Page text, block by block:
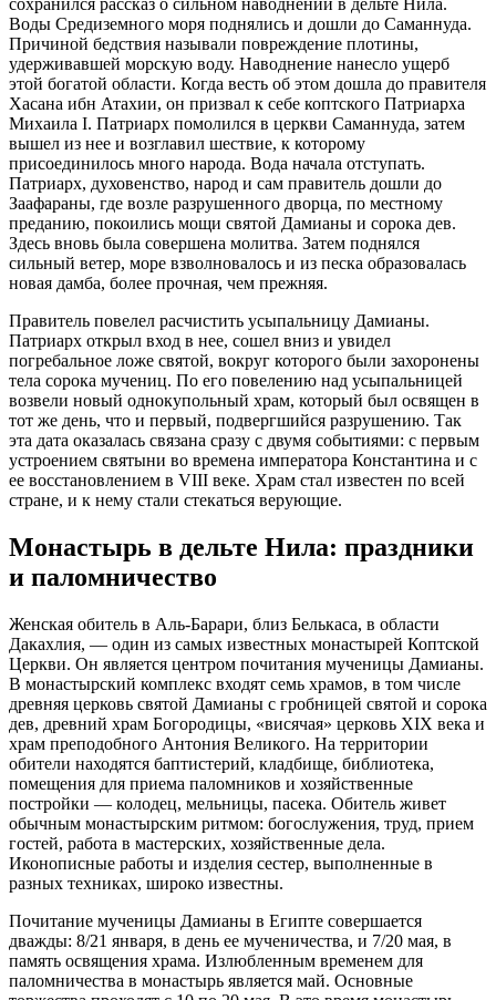
сохранился рассказ о сильном наводнении в дельте Нила.
Воды Средиземного моря поднялись и дошли до Саманнуда.
Причиной бедствия называли повреждение плотины,
удерживавшей морскую воду. Наводнение нанесло ущерб
этой богатой области. Когда весть об этом дошла до правителя
Хасана ибн Атахии, он призвал к себе коптского Патриарха
Михаила I. Патриарх помолился в церкви Саманнуда, затем
вышел из нее и возглавил шествие, к которому
присоединилось много народа. Вода начала отступать.
Патриарх, духовенство, народ и сам правитель дошли до
Заафараны, где возле разрушенного дворца, по местному
преданию, покоились мощи святой Дамианы и сорока дев.
Здесь вновь была совершена молитва. Затем поднялся
сильный ветер, море взволновалось и из песка образовалась
новая дамба, более прочная, чем прежняя.
Правитель повелел расчистить усыпальницу Дамианы.
Патриарх открыл вход в нее, сошел вниз и увидел
погребальное ложе святой, вокруг которого были захоронены
тела сорока мучениц. По его повелению над усыпальницей
возвели новый однокупольный храм, который был освящен в
тот же день, что и первый, подвергшийся разрушению. Так
эта дата оказалась связана сразу с двумя событиями: с первым
устроением святыни во времена императора Константина и с
ее восстановлением в VIII веке. Храм стал известен по всей
стране, и к нему стали стекаться верующие.
Монастырь в дельте Нила: праздники
и паломничество
Женская обитель в Аль-Барари, близ Белькаса, в области
Дакахлия, — один из самых известных монастырей Коптской
Церкви. Он является центром почитания мученицы Дамианы.
В монастырский комплекс входят семь храмов, в том числе
древняя церковь святой Дамианы с гробницей святой и сорока
дев, древний храм Богородицы, «висячая» церковь XIX века и
храм преподобного Антония Великого. На территории
обители находятся баптистерий, кладбище, библиотека,
помещения для приема паломников и хозяйственные
постройки — колодец, мельницы, пасека. Обитель живет
обычным монастырским ритмом: богослужения, труд, прием
гостей, работа в мастерских, хозяйственные дела.
Иконописные работы и изделия сестер, выполненные в
разных техниках, широко известны.
Почитание мученицы Дамианы в Египте совершается
дважды: 8/21 января, в день ее мученичества, и 7/20 мая, в
память освящения храма. Излюбленным временем для
паломничества в монастырь является май. Основные